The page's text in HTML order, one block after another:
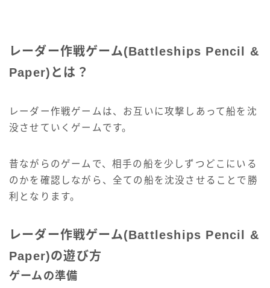
レーダー作戦ゲーム(Battleships Pencil &
Paper)とは？
レーダー作戦ゲームは、お互いに攻撃しあって船を沈
没させていくゲームです。
昔ながらのゲームで、相手の船を少しずつどこにいる
のかを確認しながら、全ての船を沈没させることで勝
利となります。
レーダー作戦ゲーム(Battleships Pencil &
Paper)の遊び方
ゲームの準備